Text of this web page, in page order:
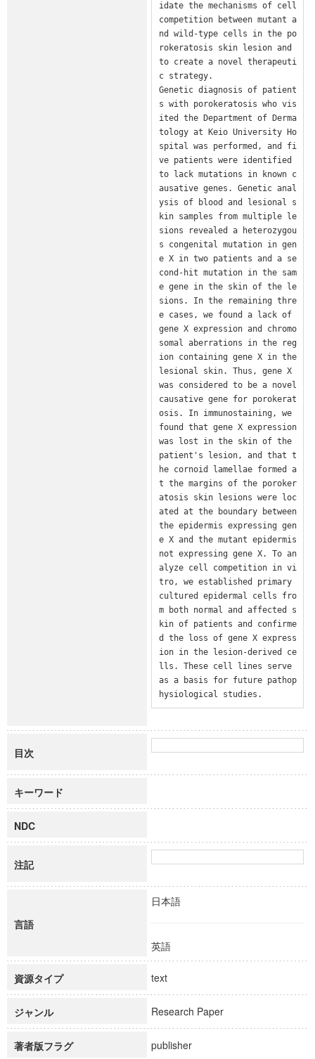
idate the mechanisms of cell
competition between mutant a
nd wild-type cells in the po
rokeratosis skin lesion and
to create a novel therapeuti
c strategy.
Genetic diagnosis of patient
s with porokeratosis who vis
ited the Department of Derma
tology at Keio University Ho
spital was performed, and fi
ve patients were identified
to lack mutations in known c
ausative genes. Genetic anal
ysis of blood and lesional s
kin samples from multiple le
sions revealed a heterozygou
s congenital mutation in gen
e X in two patients and a se
cond-hit mutation in the sam
e gene in the skin of the le
sions. In the remaining thre
e cases, we found a lack of
gene X expression and chromo
somal aberrations in the reg
ion containing gene X in the
lesional skin. Thus, gene X
was considered to be a novel
causative gene for porokerat
osis. In immunostaining, we
found that gene X expression
was lost in the skin of the
patient's lesion, and that t
he cornoid lamellae formed a
t the margins of the poroker
atosis skin lesions were loc
ated at the boundary between
the epidermis expressing gen
e X and the mutant epidermis
not expressing gene X. To an
alyze cell competition in vi
tro, we established primary
cultured epidermal cells fro
m both normal and affected s
kin of patients and confirme
d the loss of gene X express
ion in the lesion-derived ce
lls. These cell lines serve
as a basis for future pathop
hysiological studies.
目次
キーワード
NDC
注記
言語
日本語
英語
資源タイプ text
ジャンル Research Paper
著者版フラグ publisher